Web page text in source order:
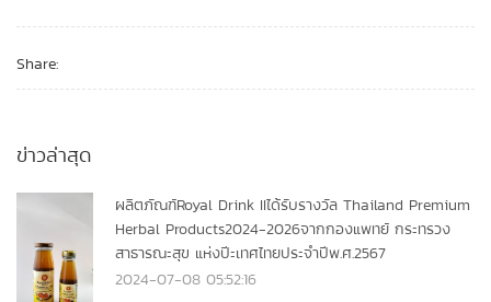
Share:
ข่าวล่าสุด
ผลิตภัณฑ์Royal Drink IIได้รับรางวัล Thailand Premium
Herbal Products2024-2026จากกองแพทย์ กระทรวง
สาธารณะสุข แห่งปีะเทศไทยประจำปีพ.ศ.2567
2024-07-08 05:52:16